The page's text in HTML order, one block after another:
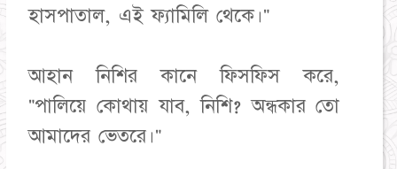
হাসপাতাল, এই ফ্যামিলি থেকে।"
আহান নিশির কানে ফিসফিস করে,
"পালিয়ে কোথায় যাব, নিশি? অন্ধকার তো
আমাদের ভেতরে।"